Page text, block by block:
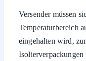
Versender müssen
Temperaturbereich
eingehalten wird,